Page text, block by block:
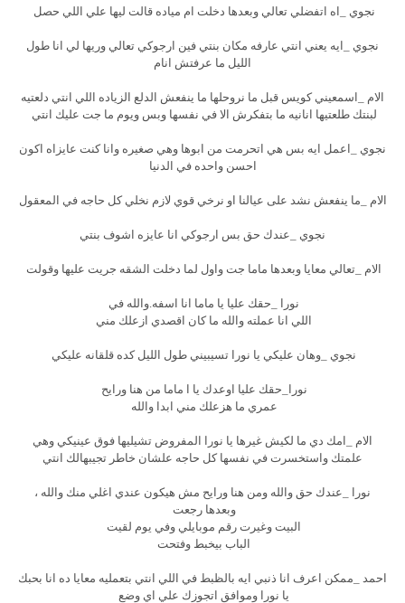
نجوي _اه اتفضلي تعالي وبعدها دخلت ام مياده قالت ليها علي اللي حصل
نجوي _ايه يعني انتي عارفه مكان بنتي فين ارجوكي تعالي وريها لي انا طول
الليل ما عرفتش انام
الام _اسمعيني كويس قبل ما نروحلها ما ينفعش الدلع الزياده اللي انتي دلعتيه
لبنتك طلعتيها انانيه ما بتفكرش الا في نفسها وبس ويوم ما جت عليك انتي
نجوي _اعمل ايه بس هي اتحرمت من ابوها وهي صغيره وانا كنت عايزاه اكون
احسن واحده في الدنيا
الام _ما ينفعش نشد على عيالنا او نرخي قوي لازم نخلي كل حاجه في المعقول
نجوي _عندك حق بس ارجوكي انا عايزه اشوف بنتي
الام _تعالي معايا وبعدها ماما جت واول لما دخلت الشقه جريت عليها وقولت
نورا _حقك عليا يا ماما انا اسفه.والله في
اللي انا عملته والله ما كان اقصدي ازعلك مني
نجوي _وهان عليكي يا نورا تسيبيني طول الليل كده قلقانه عليكي
نورا_حقك عليا اوعدك يا ا ماما من هنا ورايح
عمري ما هزعلك مني ابدا والله
الام _امك دي ما لكيش غيرها يا نورا المفروض تشيليها فوق عينيكي وهي
علمتك واستخسرت في نفسها كل حاجه علشان خاطر تجيبهالك انتي
نورا _عندك حق والله ومن هنا ورايح مش هيكون عندي اغلي منك والله ،
وبعدها رجعت
البيت وغيرت رقم موبايلي وفي يوم لقيت
الباب بيخبط وفتحت
احمد _ممكن اعرف انا ذنبي ايه بالظبط في اللي انتي بتعمليه معايا ده انا بحبك
يا نورا وموافق اتجوزك علي اي وضع